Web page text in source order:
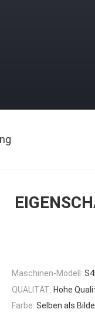
Maschinen-Modell:
QUALITÄT: Hohe
Farbe: Selben als